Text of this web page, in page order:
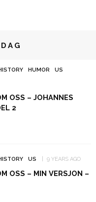
HUMOR US
OSS – JOHANNES
2
US 9 YEARS AGO
OSS – MIN VERSJON –